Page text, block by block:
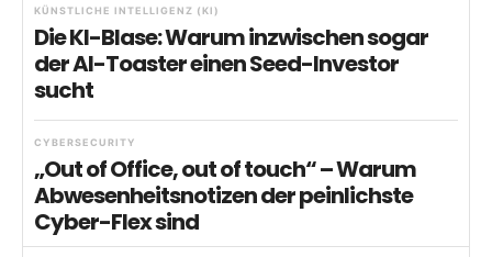
KÜNSTLICHE INTELLIGENZ (KI)
Die KI-Blase: Warum inzwischen sogar
der AI-Toaster einen Seed-Investor
sucht
CYBERSECURITY
„Out of Office, out of touch“ – Warum
Abwesenheitsnotizen der peinlichste
Cyber-Flex sind